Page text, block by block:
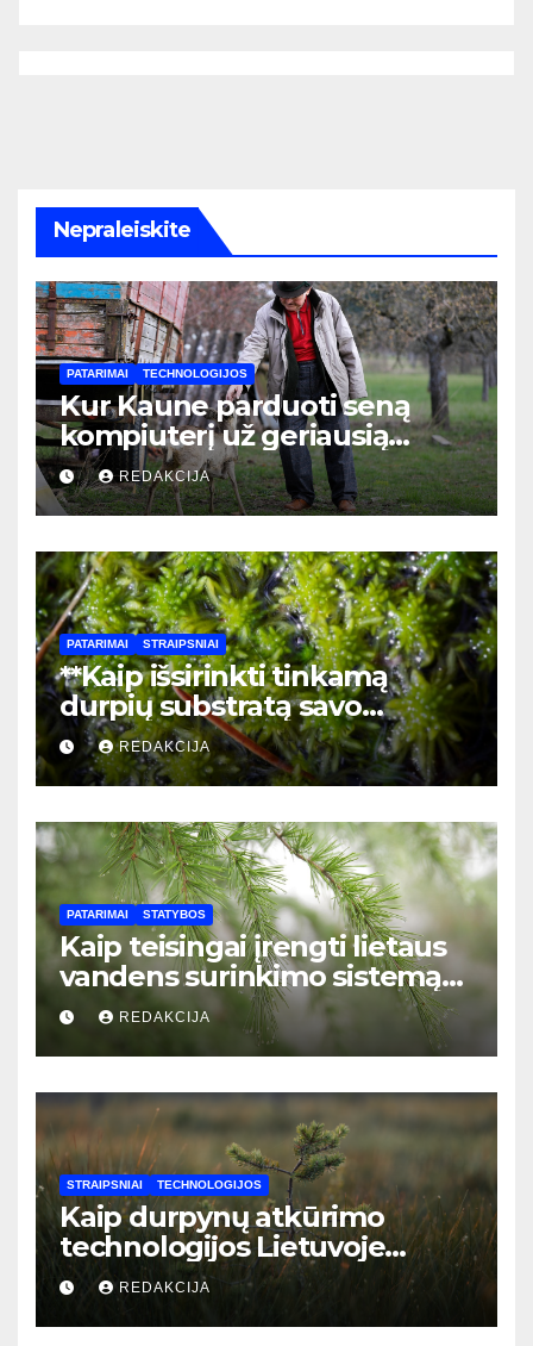
Nepraleiskite
PATARIMAI TECHNOLOGIJOS
Kur Kaune parduoti seną
kompiuterį už geriausią
kainą: pilnas vadovas
REDAKCIJA
PATARIMAI STRAIPSNIAI
**Kaip išsirinkti tinkamą
durpių substratą savo
kambariniams augalams:
praktinis gidas
pradedantiesiems**
REDAKCIJA
PATARIMAI STATYBOS
Kaip teisingai įrengti lietaus
vandens surinkimo sistemą
privačiame name: žingsnis po
žingsnio vadovas
REDAKCIJA
STRAIPSNIAI TECHNOLOGIJOS
Kaip durpynų atkūrimo
technologijos Lietuvoje
padeda mažinti CO2 emisijas:
naujausi sprendimai ir jų
nauda
REDAKCIJA